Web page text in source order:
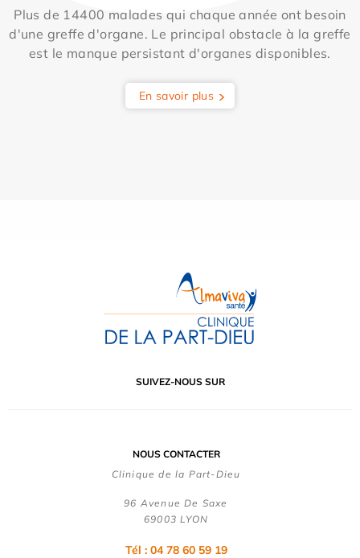
Plus de 14400 malades qui chaque année ont besoin
d'une greffe d'organe. Le principal obstacle à la greffe
est le manque persistant d'organes disponibles.
En savoir plus
SUIVEZ-NOUS SUR
NOUS CONTACTER
Clinique de la Part-Dieu
96 Avenue De Saxe
69003 LYON
Tél : 04 78 60 59 19